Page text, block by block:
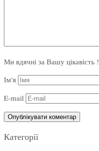
Ми вдячні за Вашу цікавість !
Ім'я
E-mail
Категорії